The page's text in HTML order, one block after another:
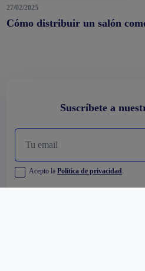
27/02/2025
Cómo distribuir un salón
Suscríbete a
Acepto la Política de privacidad.